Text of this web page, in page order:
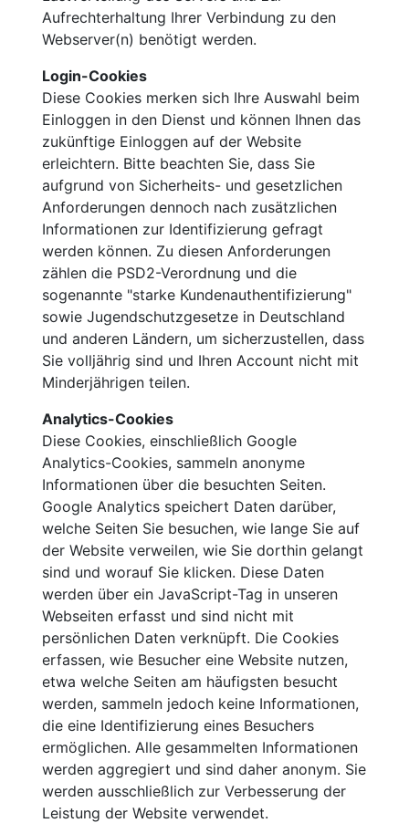
Aufrechterhaltung Ihrer Verbindung zu den
Webserver(n) benötigt werden.
Login-Cookies
Diese Cookies merken sich Ihre Auswahl beim
Einloggen in den Dienst und können Ihnen das
zukünftige Einloggen auf der Website
erleichtern. Bitte beachten Sie, dass Sie
aufgrund von Sicherheits- und gesetzlichen
Anforderungen dennoch nach zusätzlichen
Informationen zur Identifizierung gefragt
werden können. Zu diesen Anforderungen
zählen die PSD2-Verordnung und die
sogenannte "starke Kundenauthentifizierung"
sowie Jugendschutzgesetze in Deutschland
und anderen Ländern, um sicherzustellen, dass
Sie volljährig sind und Ihren Account nicht mit
Minderjährigen teilen.
Analytics-Cookies
Diese Cookies, einschließlich Google
Analytics-Cookies, sammeln anonyme
Informationen über die besuchten Seiten.
Google Analytics speichert Daten darüber,
welche Seiten Sie besuchen, wie lange Sie auf
der Website verweilen, wie Sie dorthin gelangt
sind und worauf Sie klicken. Diese Daten
werden über ein JavaScript-Tag in unseren
Webseiten erfasst und sind nicht mit
persönlichen Daten verknüpft. Die Cookies
erfassen, wie Besucher eine Website nutzen,
etwa welche Seiten am häufigsten besucht
werden, sammeln jedoch keine Informationen,
die eine Identifizierung eines Besuchers
ermöglichen. Alle gesammelten Informationen
werden aggregiert und sind daher anonym. Sie
werden ausschließlich zur Verbesserung der
Leistung der Website verwendet.